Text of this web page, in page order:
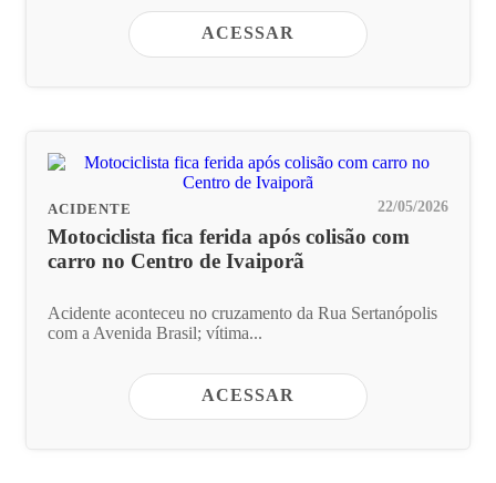
ACESSAR
ACIDENTE 22/05/2026
Motociclista fica ferida após colisão com
carro no Centro de Ivaiporã
Acidente aconteceu no cruzamento da Rua Sertanópolis
com a Avenida Brasil; vítima...
ACESSAR